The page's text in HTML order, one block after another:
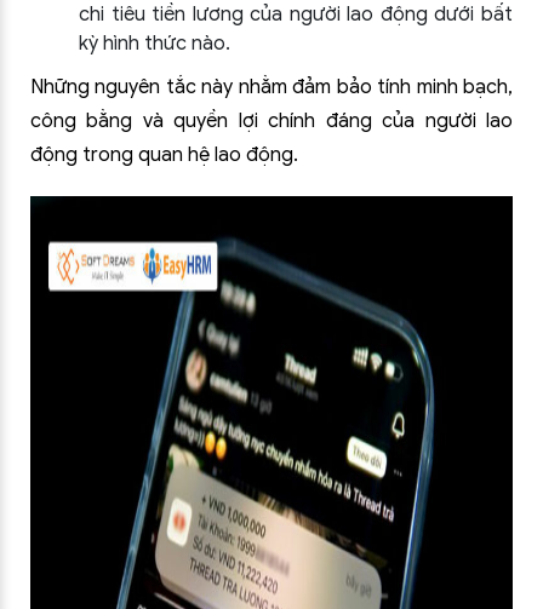
chi tiêu tiền lương của người lao động dưới bất
kỳ hình thức nào.
Những nguyên tắc này nhằm đảm bảo tính minh bạch,
công bằng và quyền lợi chính đáng của người lao
động trong quan hệ lao động.